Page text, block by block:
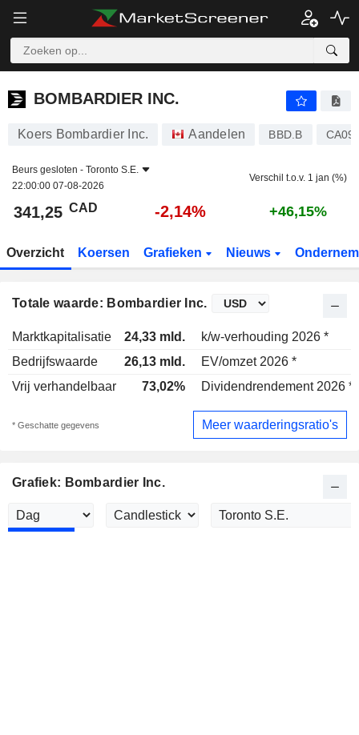
BOMBARDIER INC.
BOMBARDIER INC.
Koers Bombardier Inc. Aandelen BBD.B
Beurs gesloten - Toronto S.E.
22:00:00 07-08-2026
Verschil t.o.v. 1 jan (%)
341,25 CAD -2,14% +46,15%
Overzicht Koersen Grafieken Nieuws
Totale waarde: Bombardier Inc.
Marktkapitalisatie 24,33 mld.
k/w-verhouding 2026 *
Bedrijfswaarde
26,13 mld.
EV/omzet 2026 *
Vrij verhandelbaar
73,02% Dividendrendement 2026 *
* Geschatte gegevens Meer waarderingsratio's
Grafiek: Bombardier Inc.